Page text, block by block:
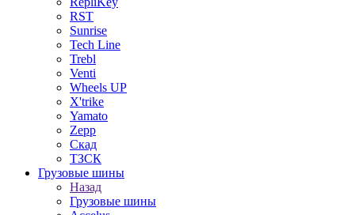
RST
Sunrise
Tech Line
Trebl
Venti
Wheels UP
X'trike
Yamato
Zepp
Скад
ТЗСК
Грузовые шины
Назад
Грузовые шины